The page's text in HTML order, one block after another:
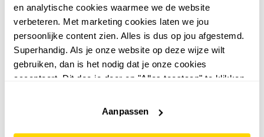
en analytische cookies waarmee we de website
verbeteren. Met marketing cookies laten we jou
persoonlijke content zien. Alles is dus op jou afgestemd.
Superhandig. Als je onze website op deze wijze wilt
gebruiken, dan is het nodig dat je onze cookies
accepteert. Dit doe je door op "Alles toestaan" te klikken.
website niet optimaal functioneert.
Aanpassen